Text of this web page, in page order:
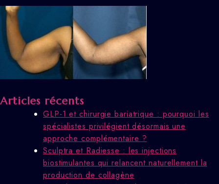
Articles récents
GLP-1 et chirurgie bariatrique : pourquoi les
spécialistes privilégient désormais une
approche complémentaire ?
Sculptra et Radiesse : les injections
biostimulantes qui relancent naturellement la
production de collagène